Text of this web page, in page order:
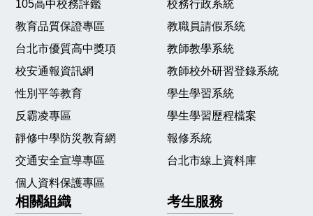
105高中校務評鑑
教育品質保證專區
台北市優質高中獎項
校安通報資訊網
性別平等教育
反霸凌專區
靜修中學防災教育網
交通安全宣導專區
個人資料保護專區
校務行政系統
教職員請假系統
教師教學系統
教師校外研習登錄系統
學生學習系統
學生學習歷程檔案
報修系統
台北市線上資料庫
相關組織 考生服務